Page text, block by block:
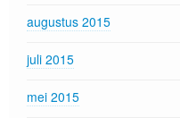
augustus 2015
juli 2015
mei 2015